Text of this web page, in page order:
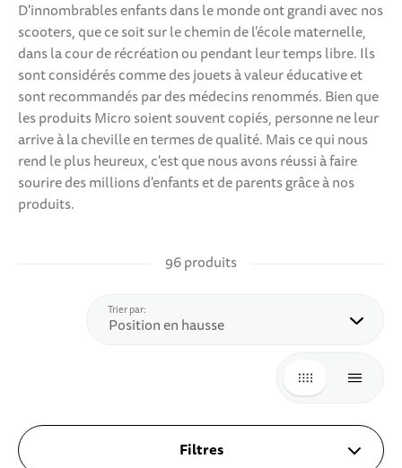
D'innombrables enfants dans le monde ont grandi avec nos
scooters, que ce soit sur le chemin de l'école maternelle,
dans la cour de récréation ou pendant leur temps libre. Ils
sont considérés comme des jouets à valeur éducative et
sont recommandés par des médecins renommés. Bien que
les produits Micro soient souvent copiés, personne ne leur
arrive à la cheville en termes de qualité. Mais ce qui nous
rend le plus heureux, c'est que nous avons réussi à faire
sourire des millions d'enfants et de parents grâce à nos
produits.
96 produits
Trier par:
GRILLELISTE
Filtres